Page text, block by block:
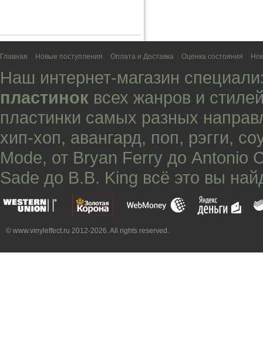
Главная Новые поступления Оплата и Доставка Оценка состояния
Наш интернет-магазин
пластинок всех жанров и
пластинки самых разных
хип-хоп, авангард, поп, рэгги,
Mode, от Bryan Ferry до Antonio
Sade до B.B. King всё это вы
© www.vinyleffect.ru 2012-2026. All rights reserved.